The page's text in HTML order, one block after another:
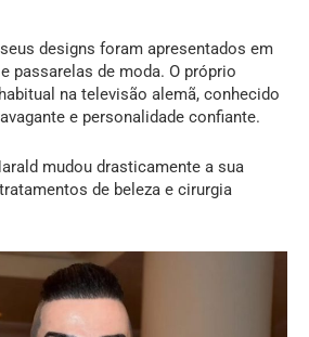
designs foram apresentados em
passarelas de moda. O próprio
na televisão alemã, conhecido
e personalidade confiante.
mudou drasticamente a sua
de beleza e cirurgia